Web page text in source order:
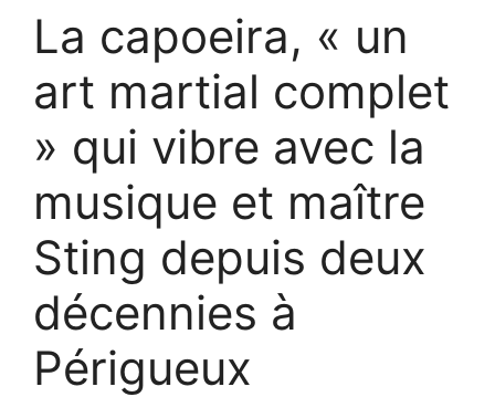
La capoeira, « un
art martial complet
» qui vibre avec la
musique et maître
Sting depuis deux
décennies à
Périgueux